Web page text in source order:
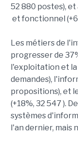
52 880 postes),
et fonctionnel
Les métiers de
progresser de
l'exploitation et
demandes),
propositions), et
(+18%, 32 547 ).
systèmes
l'an dernier, mais